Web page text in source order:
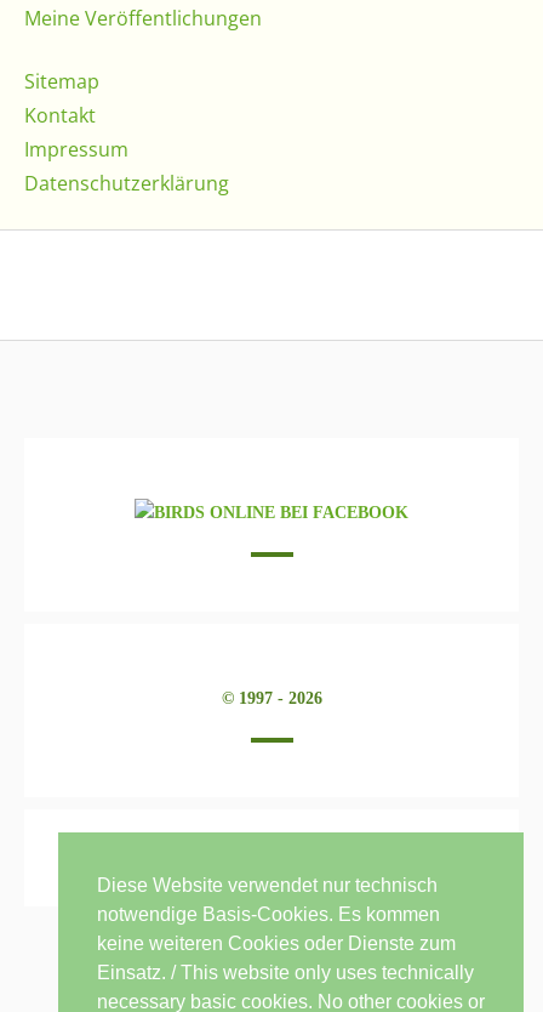
Meine Veröffentlichungen
Sitemap
Kontakt
Impressum
Datenschutzerklärung
© 1997 - 2026
Diese Website verwendet nur technisch
notwendige Basis-Cookies. Es kommen
keine weiteren Cookies oder Dienste zum
Einsatz. / This website only uses technically
necessary basic cookies. No other cookies or